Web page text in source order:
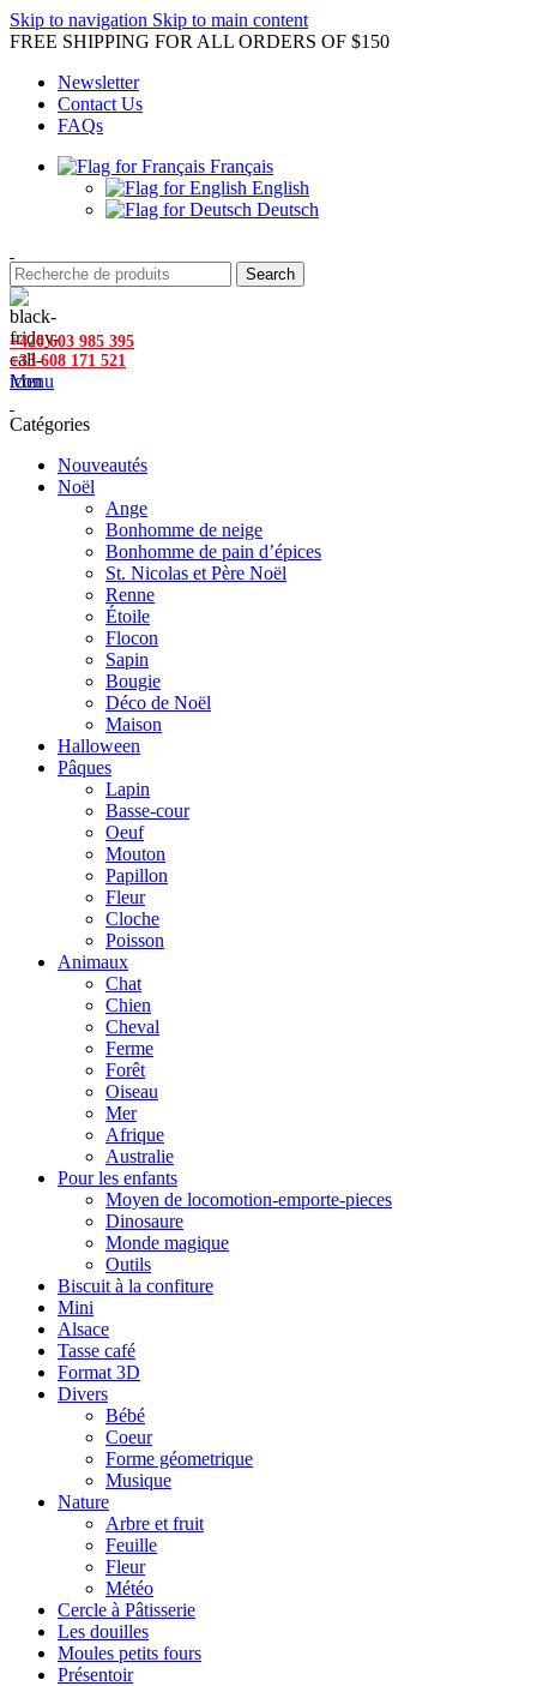
Skip to navigation Skip to main content
FREE SHIPPING FOR ALL ORDERS OF $150
Newsletter
Contact Us
FAQs
Français
English
Deutsch
Search
+420 603 985 395
+33 608 171 521
Menu
Catégories
Nouveautés
Noël
Ange
Bonhomme de neige
Bonhomme de pain d’épices
St. Nicolas et Père Noël
Renne
Étoile
Flocon
Sapin
Bougie
Déco de Noël
Maison
Halloween
Pâques
Lapin
Basse-cour
Oeuf
Mouton
Papillon
Fleur
Cloche
Poisson
Animaux
Chat
Chien
Cheval
Ferme
Forêt
Oiseau
Mer
Afrique
Australie
Pour les enfants
Moyen de locomotion-emporte-pieces
Dinosaure
Monde magique
Outils
Biscuit à la confiture
Mini
Alsace
Tasse café
Format 3D
Divers
Bébé
Coeur
Forme géometrique
Musique
Nature
Arbre et fruit
Feuille
Fleur
Météo
Cercle à Pâtisserie
Les douilles
Moules petits fours
Présentoir